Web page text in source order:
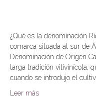
¿Qué es la denominación
comarca situada al sur de
Denominación de Origen
larga tradición vitivinícola,
cuando se introdujo el
Leer más